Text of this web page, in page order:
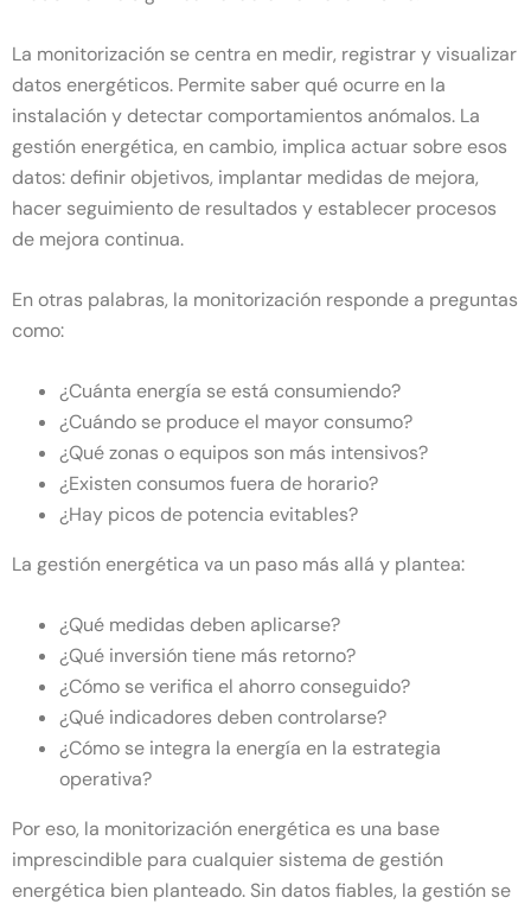
La monitorización se centra en medir, registrar y visualizar
datos energéticos. Permite saber qué ocurre en la
instalación y detectar comportamientos anómalos. La
gestión energética, en cambio, implica actuar sobre esos
datos: definir objetivos, implantar medidas de mejora,
hacer seguimiento de resultados y establecer procesos
de mejora continua.
En otras palabras, la monitorización responde a preguntas
como:
¿Cuánta energía se está consumiendo?
¿Cuándo se produce el mayor consumo?
¿Qué zonas o equipos son más intensivos?
¿Existen consumos fuera de horario?
¿Hay picos de potencia evitables?
La gestión energética va un paso más allá y plantea:
¿Qué medidas deben aplicarse?
¿Qué inversión tiene más retorno?
¿Cómo se verifica el ahorro conseguido?
¿Qué indicadores deben controlarse?
¿Cómo se integra la energía en la estrategia
operativa?
Por eso, la monitorización energética es una base
imprescindible para cualquier sistema de gestión
energética bien planteado. Sin datos fiables, la gestión se